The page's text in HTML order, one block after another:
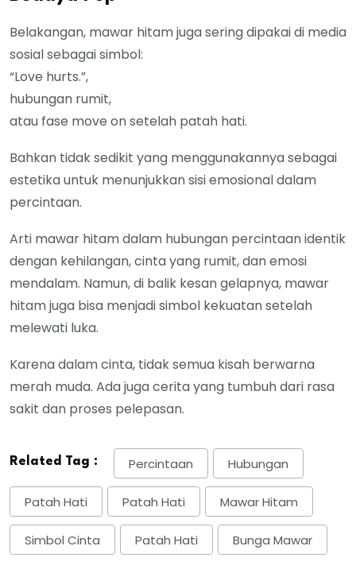
Belakangan, mawar hitam juga sering dipakai di media
sosial sebagai simbol:
“Love hurts.”,
hubungan rumit,
atau fase move on setelah patah hati.
Bahkan tidak sedikit yang menggunakannya sebagai
estetika untuk menunjukkan sisi emosional dalam
percintaan.
Arti mawar hitam dalam hubungan percintaan identik
dengan kehilangan, cinta yang rumit, dan emosi
mendalam. Namun, di balik kesan gelapnya, mawar
hitam juga bisa menjadi simbol kekuatan setelah
melewati luka.
Karena dalam cinta, tidak semua kisah berwarna
merah muda. Ada juga cerita yang tumbuh dari rasa
sakit dan proses pelepasan.
Related Tag : Percintaan Hubungan
Patah Hati Patah Hati Mawar Hitam
Simbol Cinta Patah Hati Bunga Mawar